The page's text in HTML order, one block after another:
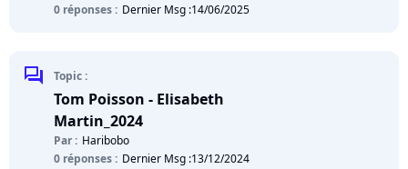
0 réponses : Dernier Msg :14/06/2025
chat Topic :
Tom Poisson - Elisabeth
Martin_2024
Par : Haribobo
0 réponses : Dernier Msg :13/12/2024